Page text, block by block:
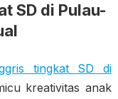
SD di Pulau-
tingkat SD di
kreativitas anak